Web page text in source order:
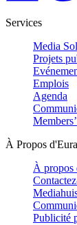
Services
Media
Projets
Emplois
Agenda
À Propos
À propos
Publicité